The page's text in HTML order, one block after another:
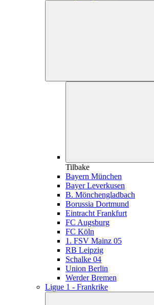
Tilbake
Bayern München
Bayer Leverkusen
B. Mönchengladbach
Borussia Dortmund
Eintracht Frankfurt
FC Augsburg
FC Köln
1. FSV Mainz 05
RB Leipzig
Schalke 04
Union Berlin
Werder Bremen
Ligue 1 - Frankrike